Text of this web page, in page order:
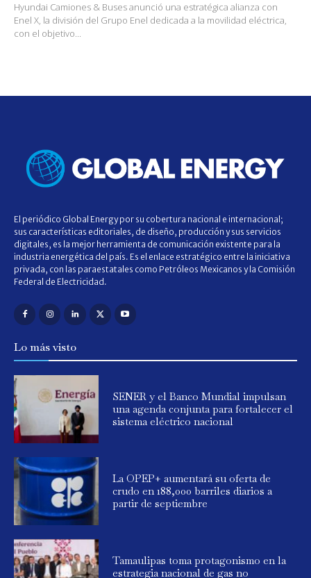
Hyundai Camiones & Buses anunció una estratégica alianza con
Enel X, la división del Grupo Enel dedicada a la movilidad eléctrica,
con el objetivo...
El periódico Global Energy por su cobertura nacional e internacional;
sus características editoriales, de diseño, producción y sus servicios
digitales, es la mejor herramienta de comunicación existente para la
industria energética del país. Es el enlace estratégico entre la iniciativa
privada, con las paraestatales como Petróleos Mexicanos y la Comisión
Federal de Electricidad.
Lo más visto
SENER y el Banco Mundial impulsan
una agenda conjunta para fortalecer el
sistema eléctrico nacional
La OPEP+ aumentará su oferta de
crudo en 188,000 barriles diarios a
partir de septiembre
Tamaulipas toma protagonismo en la
estrategia nacional de gas no